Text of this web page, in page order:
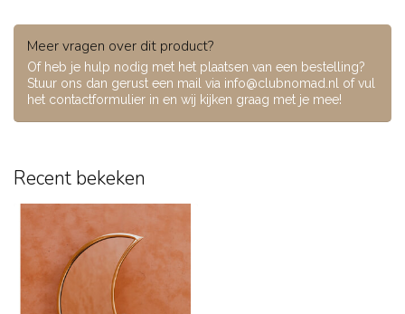
Meer vragen over dit product?
Of heb je hulp nodig met het plaatsen van een bestelling?
Stuur ons dan gerust een mail via info@clubnomad.nl of vul
het contactformulier in en wij kijken graag met je mee!
Recent bekeken